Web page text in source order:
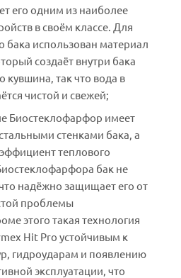
его одним из наиболее
в своём классе. Для
бака использован материал
создаёт внутри бака
так что вода в
чистой и свежей;
Биостеклофарфор имеет
стенками бака, а
теплового
бак не
надёжно защищает его от
проблемы
этого такая технология
Hit Pro устойчивым к
гидроударам и появлению
эксплуатации, что